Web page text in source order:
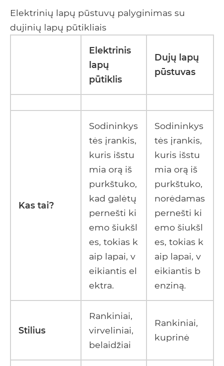
Elektrinių lapų pūstuvų palyginimas su
dujinių lapų pūtikliais
Elektrinis
lapų
pūtiklis
Dujų lapų
pūstuvas
Kas tai?
Sodininkys
tės įrankis,
kuris išstu
mia orą iš
purkštuko,
kad galėtų
pernešti ki
emo šiukšl
es, tokias k
aip lapai, v
eikiantis el
ektra.
Sodininkys
tės įrankis,
kuris išstu
mia orą iš
purkštuko,
norėdamas
pernešti ki
emo šiukšl
es, tokias k
aip lapai, v
eikiantis b
enziną.
Stilius
Rankiniai,
virveliniai,
belaidžiai
Rankiniai,
kuprinė